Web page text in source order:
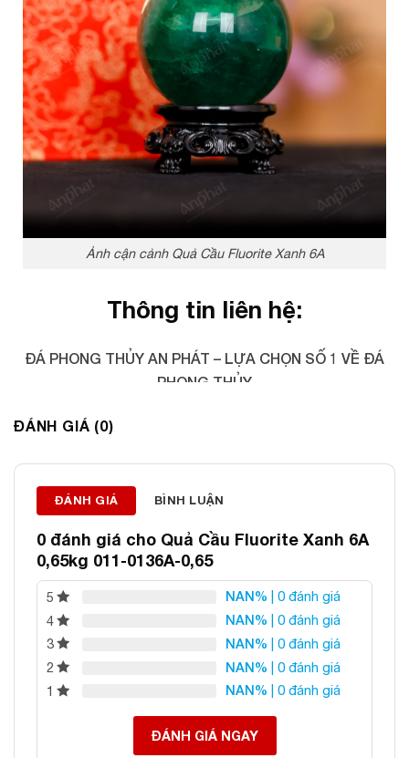
Ảnh cận cảnh Quả Cầu Fluorite Xanh 6A
Thông tin liên hệ:
ĐÁ PHONG THỦY AN PHÁT – LỰA CHỌN SỐ 1 VỀ ĐÁ
PHONG THỦY
ĐÁNH GIÁ (0)
ĐÁNH GIÁ BÌNH LUẬN
0 đánh giá cho Quả Cầu Fluorite Xanh 6A
0,65kg 011-0136A-0,65
5 NAN% | 0 đánh giá
4
NAN% | 0 đánh giá
3
NAN% | 0 đánh giá
2
NAN% | 0 đánh giá
1
NAN% | 0 đánh giá
ĐÁNH GIÁ NGAY